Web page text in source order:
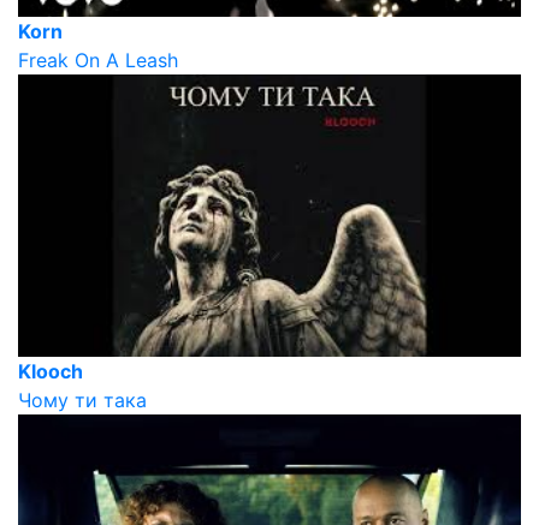
Korn
Freak On A Leash
Klooch
Чому ти така